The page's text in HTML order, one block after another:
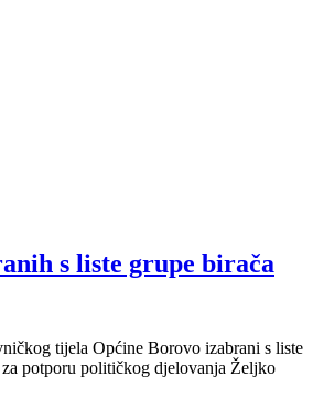
s liste grupe birača
tijela Općine Borovo izabrani s liste
potporu političkog djelovanja Željko